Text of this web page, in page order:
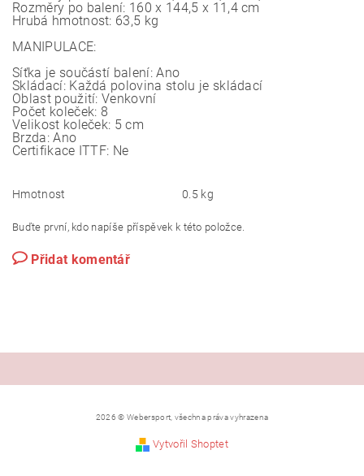
Rozměry po balení: 160 x 144,5 x 11,4 cm
Hrubá hmotnost: 63,5 kg
MANIPULACE:
Síťka je součástí balení:Ano
Skládací: Každá polovina stolu je skládací
Oblast použití: Venkovní
Počet koleček: 8
Velikost koleček: 5 cm
Brzda: Ano
Certifikace ITTF: Ne
Hmotnost 0.5 kg
Buďte první, kdo napíše příspěvek k této položce.
Přidat komentář
2026 © Webersport, všechna práva vyhrazena
Vytvořil Shoptet